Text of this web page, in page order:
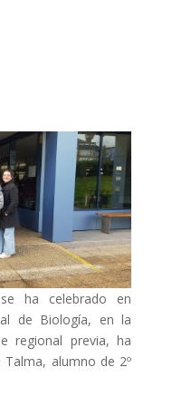
ha celebrado en
de Biología, en la
regional previa, ha
alumno de 2º